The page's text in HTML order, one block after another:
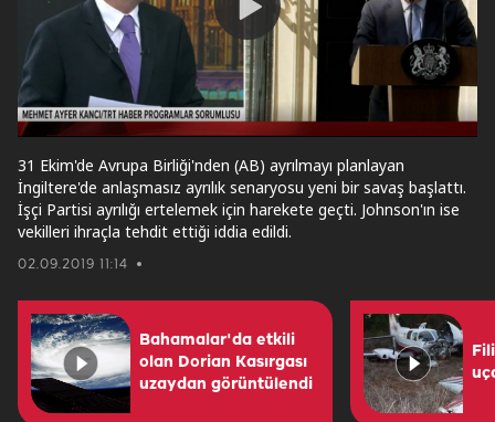
Play
Video
02.09.2019 11:14
31 Ekim'de Avrupa Birliği'nden (AB) ayrılmayı planlayan
İngiltere'de anlaşmasız ayrılık senaryosu yeni bir savaş başlattı.
İşçi Partisi ayrılığı ertelemek için harekete geçti. Johnson'ın ise
vekilleri ihraçla tehdit ettiği iddia edildi.
Bahamalar'da etkili
olan Dorian Kasırgası
uzaydan görüntülendi